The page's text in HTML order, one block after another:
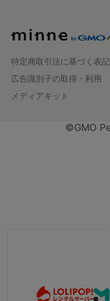
特定商取引法に基づく表記
広告識別子の取得・利用
メディアキット
©GMO